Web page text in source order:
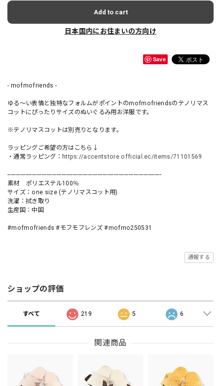
Add to cart
日本国内にお住まいの方向け
Save
- mofmofriends -
ゆる〜い表情と独特なフォルムがポイントのmofmofriendsのテノリマス
コットにぴったりサイズのぬいぐるみ用お洋服です。
※テノリマスコットは別売りとなります。
ラッピングご希望の方はこちら↓
・通常ラッピング： https://accentstore.official.ec/items/71101569
----------------------------------------------------------------------------------------------
素材 ポリエステル100％
サイズ：one size (テノリマスコット用)
洗濯：拭き取り
生産国：中国
#mofmofriends #モフモフレンズ #mofmo250531
通報する
ショップの評価
すべて 219 5 6
関連商品